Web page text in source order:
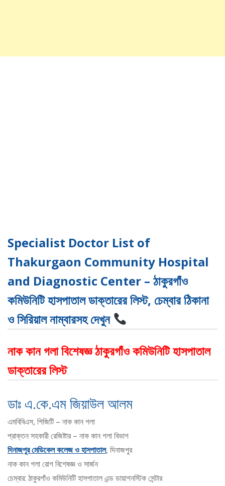
Specialist Doctor List of
Thakurgaon Community Hospital
and Diagnostic Center – ঠাকুরগাঁও
কমিউনিটি হাসপাতাল ডাক্তারের লিস্ট, চেম্বার ঠিকানা
ও সিরিয়াল নাম্বারসহ দেখুন
নাক কান গলা বিশেষজ্ঞ ঠাকুরগাঁও কমিউনিটি হাসপাতাল
ডাক্তারের লিস্ট
ডাঃ এ.কে.এম জিয়াউল আলম
এমবিবিএস, পিজিটি – নাক কান গলা
প্রাক্তন সহকারী রেজিষ্টার – নাক কান গলা বিভাগ
দিনাজপুর মেডিকেল কলেজ ও হাসপাতাল, দিনাজপুর
নাক কান গলা রোগ বিশেষজ্ঞ ও সার্জন
চেম্বার: ঠাকুরগাঁও কমিউনিটি হাসপাতাল এন্ড ডায়াগনস্টিক সেন্টার